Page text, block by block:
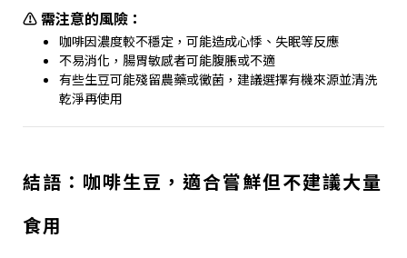
⚠️ 需注意的風險：
咖啡因濃度較不穩定，可能造成心悸、失眠等反應
不易消化，腸胃敏感者可能腹脹或不適
有些生豆可能殘留農藥或黴菌，建議選擇有機來源並清洗
乾淨再使用
結語：咖啡生豆，適合嘗鮮但不建議大量
食用